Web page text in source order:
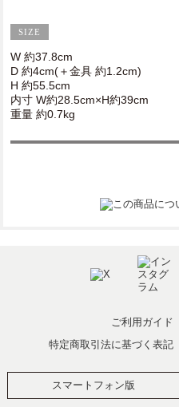
W 約37.8cm
D 約4cm(＋金具 約1.2cm)
H 約55.5cm
内寸 W約28.5cm×H約39cm
重量 約0.7kg
ご利用ガイド
特定商取引法に基づく表記
スマートフォン版